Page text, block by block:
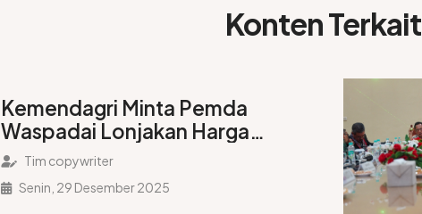
Konten Terkait
Kemendagri Minta Pemda
Waspadai Lonjakan Harga
Pangan Jelang 2026
Tim copywriter
Senin, 29 Desember 2025